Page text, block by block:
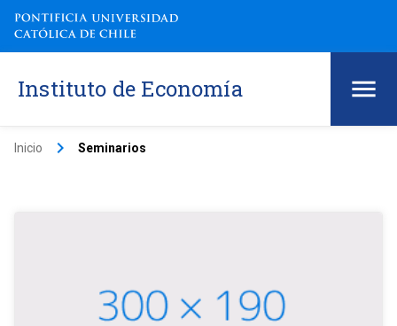
Instituto de Economía
Inicio keyboard_arrow_right Seminarios